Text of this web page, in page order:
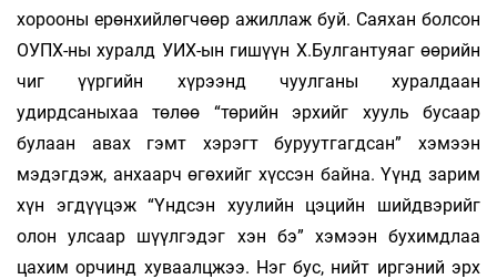
хорооны ерөн­хийлөгчөөр ажиллаж буй. Саяхан болсон
ОУПХ-ны хуралд УИХ-ын гишүүн Х.Булгантуяаг өөрийн
чиг үүргийн хүрээнд чуулганы хуралдаан
удирдсаныхаа төлөө “төрийн эрхийг хууль бусаар
булаан авах гэмт хэрэгт буруутгагдсан” хэмээн
мэдэгдэж, анхаарч өгөхийг хүссэн байна. Үүнд зарим
хүн эгдүүцэж “Үндсэн хуулийн цэцийн шийдвэрийг
олон улсаар шүүлгэдэг хэн бэ” хэмээн бухимдлаа
цахим орчинд хуваалцжээ. Нэг бус, нийт иргэний эрх